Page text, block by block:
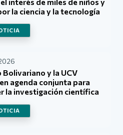
la ciencia y la tecnología
Bolivariano y la UCV
agenda conjunta para
la investigación científica